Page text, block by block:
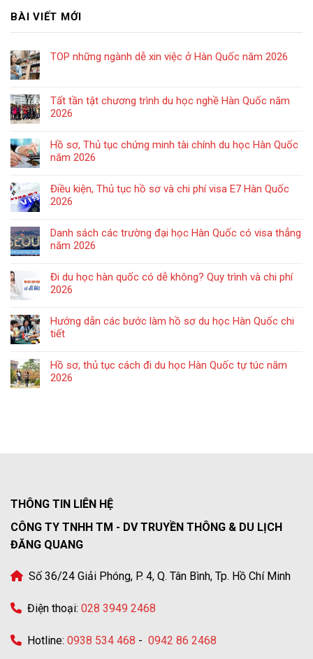
BÀI VIẾT MỚI
TOP những ngành dễ xin việc ở Hàn Quốc năm 2026
Tất tần tật chương trình du học nghề Hàn Quốc năm
2026
Hồ sơ, Thủ tục chứng minh tài chính du học Hàn Quốc
năm 2026
Điều kiện, Thủ tục hồ sơ và chi phí visa E7 Hàn Quốc
2026
Danh sách các trường đại học Hàn Quốc có visa thẳng
năm 2026
Đi du học hàn quốc có dễ không? Quy trình và chi phí
2026
Hướng dẫn các bước làm hồ sơ du học Hàn Quốc chi
tiết
Hồ sơ, thủ tục cách đi du học Hàn Quốc tự túc năm
2026
THÔNG TIN LIÊN HỆ
CÔNG TY TNHH TM - DV TRUYỀN THÔNG & DU LỊCH
ĐĂNG QUANG
Số 36/24 Giải Phóng, P. 4, Q. Tân Bình, Tp. Hồ Chí Minh
Điện thoại: 028 3949 2468
Hotline: 0938 534 468 - 0942 86 2468